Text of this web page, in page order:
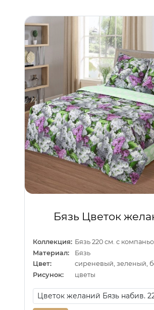
Бязь Цветок
Коллекция: Бязь 220 см. с
Материал:
Бязь
Цвет:
сиреневый, зеленый,
Рисунок:
цветы